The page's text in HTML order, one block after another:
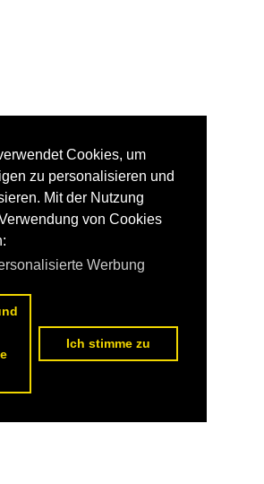
Cookies, um
zu personalisieren und
Mit der Nutzung
von Cookies
Werbung
Ich stimme zu